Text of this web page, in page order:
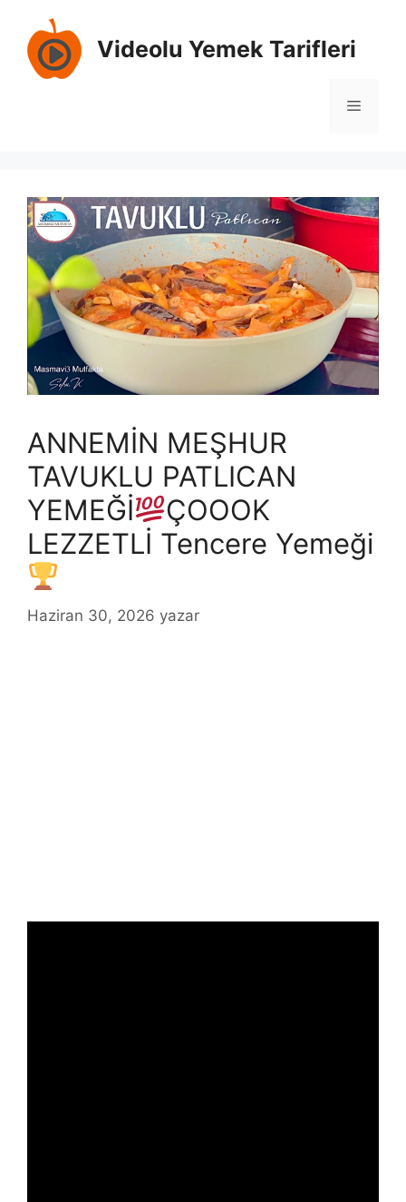
Videolu Yemek Tarifleri
Menü
ANNEMİN MEŞHUR
TAVUKLU PATLICAN
YEMEĞİ
ÇOOOK
LEZZETLİ Tencere Yemeği
Haziran 30, 2026 yazar